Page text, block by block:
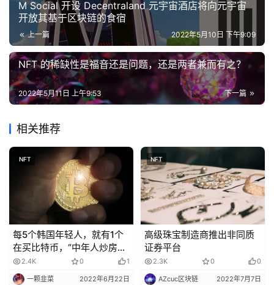
M Social 开设 Decentraland 元宇宙酒店将向元宇宙
开放其基于区块链的食宿
上一篇 2022年5月10日 下午9:09
NFT 的稀缺性是福音还是问题，还是两者兼而有之？
下一篇
2022年5月11日 上午9:53
相关推荐
NFT
每5个韩国年轻人，就有1个
在买比特币，“中年人炒房，
不让我们炒币？”
2.4K 0 1
一颗韭菜 2022年6月22日
NFT
高级珠宝制造商推出非同质
证券平台
2.3K 0 0
AZcuc区块链 2022年7月7日